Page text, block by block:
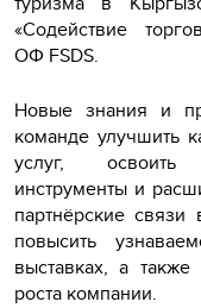
«Содействие
ОФ FSDS.
Новые знания и
команде улучшить
услуг, освоить
инструменты и
партнёрские
повысить
выставках, а
роста компании.